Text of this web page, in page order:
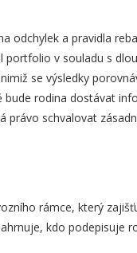
odchylek a pravidla
v souladu s
se výsledky
rodina dostávat
schvalovat
rámce, který
kdo podepisuje